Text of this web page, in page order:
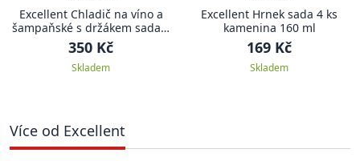
Excellent Chladič na víno a
šampaňské s držákem sada 3
ks
350 Kč
Skladem
Excellent Hrnek sada 4 ks
kamenina 160 ml
169 Kč
Skladem
Více od Excellent